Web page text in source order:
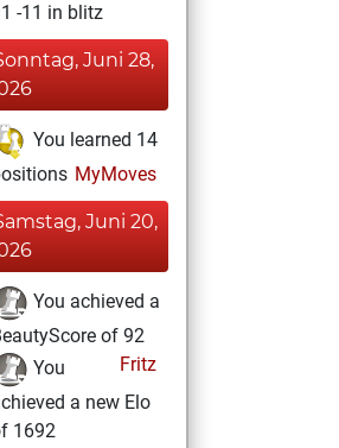
-11 in blitz
Juni 28,
You learned 14
MyMoves
Juni 20,
You achieved a
of 92
Fritz
You
a new Elo
1692